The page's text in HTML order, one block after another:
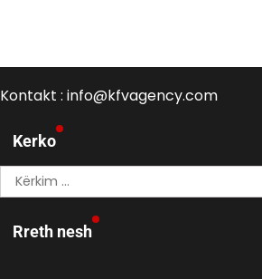
Kontakt : info@kfvagency.com
Kerko
Kërko
për:
Rreth nesh